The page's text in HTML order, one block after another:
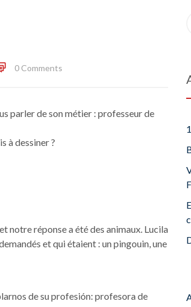
0 Comments
parler de son métier : professeur de
à dessiner ?
notre réponse a été des animaux. Lucila
et qui étaient : un pingouin, une
de su profesión: profesora de